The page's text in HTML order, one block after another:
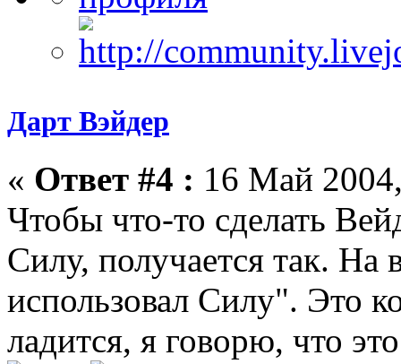
Дарт Вэйдер
« Ответ #4 : 16 Май
Чтобы что-то сделать
Силу, получается так. На
использовал Силу". Это
ладится, я говорю, что